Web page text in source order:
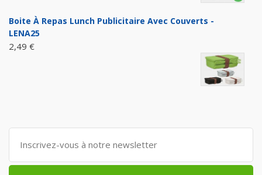
Boite À Repas Lunch Publicitaire Avec Couverts -
LENA25
2,49 €